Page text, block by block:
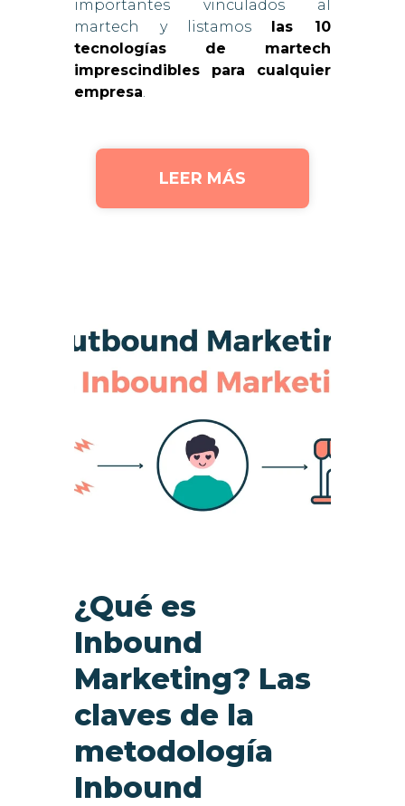
importantes vinculados al
martech y listamos las 10
tecnologías de martech
imprescindibles para cualquier
empresa.
LEER MÁS
¿Qué es
Inbound
Marketing? Las
claves de la
metodología
Inbound